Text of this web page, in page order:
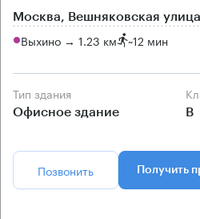
Москва, Вешняковская
Выхино → 1.23 км ~12 мин
Тип здания
Офисное здание B
Позвонить Получить